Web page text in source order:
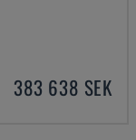
383 638 SEK